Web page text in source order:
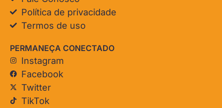
Política de privacidade
Termos de uso
PERMANEÇA CONECTADO
Instagram
Facebook
Twitter
TikTok